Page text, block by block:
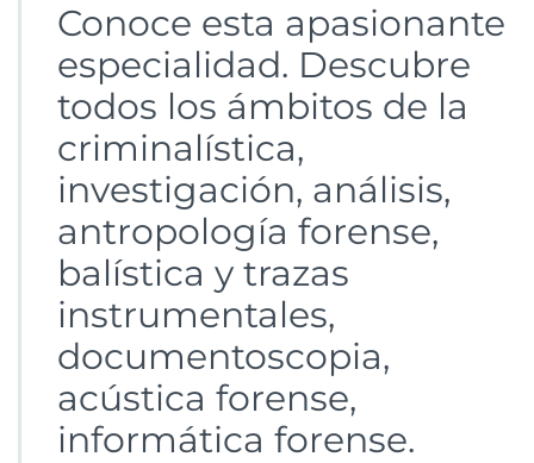
Conoce esta apasionante
especialidad. Descubre
todos los ámbitos de la
criminalística,
investigación, análisis,
antropología forense,
balística y trazas
instrumentales,
documentoscopia,
acústica forense,
informática forense.